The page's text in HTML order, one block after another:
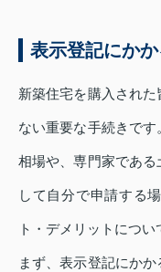
表示登記にか
新築住宅を購入され
ない重要な手続きで
相場や、専門家であ
して自分で申請する
ト・デメリットについ
まず、表示登記にか